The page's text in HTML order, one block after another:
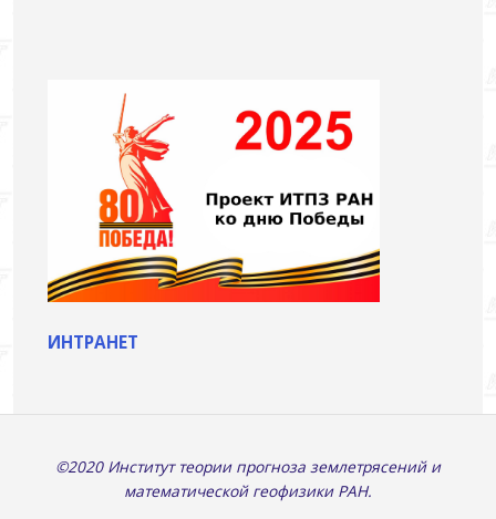
ИНТРАНЕТ
©2020 Институт теории прогноза землетрясений и
математической геофизики РАН.